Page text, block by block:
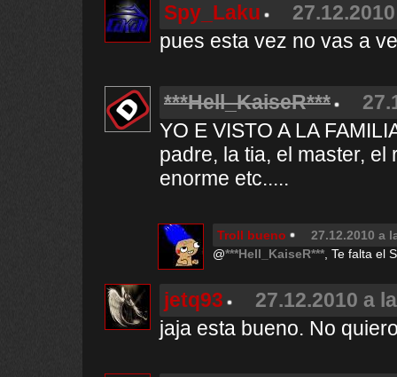
Spy_Laku
pues esta vez no vas a
***Hell_KaiseR***
YO E VISTO A LA
padre, la tia, el master, el
enorme etc.....
Troll bueno
27.12.2010 a
@***Hell_KaiseR*** , Te falta el
jetq93
27.12.2010 a
jaja esta bueno. No